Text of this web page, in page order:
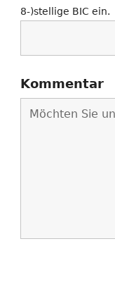
8-)stellige BIC ein.
Kommentar